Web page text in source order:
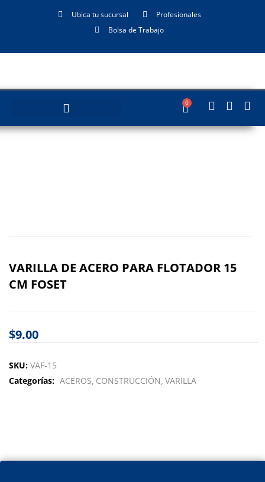
Ubica tu sucursal
Profesionales
Bolsa de Trabajo
0
VARILLA DE ACERO PARA FLOTADOR 15
CM FOSET
$9.00
SKU: VAF-15
Categorías: ACEROS CONSTRUCCIÓN VARILLA